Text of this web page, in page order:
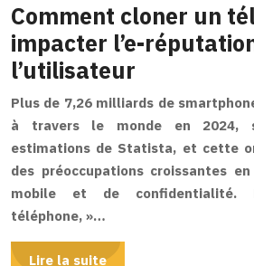
Comment cloner un
impacter l’e-
l’utilisateur
Plus de 7,26 milliards de
à travers le monde en 2024,
estimations de Statista, et cette
des préoccupations croissantes
mobile et de
téléphone, »…
Lire la suite